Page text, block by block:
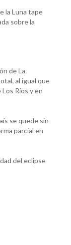
la Luna tape
sobre la
de La
al igual que
Ríos y en
se quede sin
parcial en
del eclipse